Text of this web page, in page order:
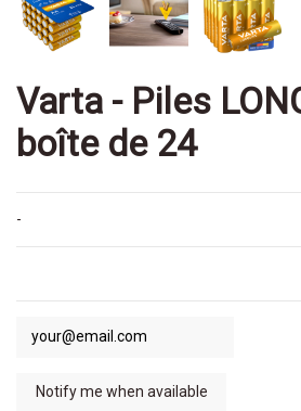
Varta - Piles
boîte de 24
-